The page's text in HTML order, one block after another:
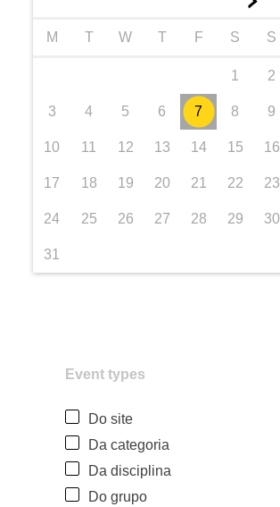
M T W T F S S
1 2
3 4 5 6 7 8 9
10 11 12 13 14 15 16
17 18 19 20 21 22 23
24 25 26 27 28 29 30
31
Event types
Do site
Da categoria
Da disciplina
Do grupo